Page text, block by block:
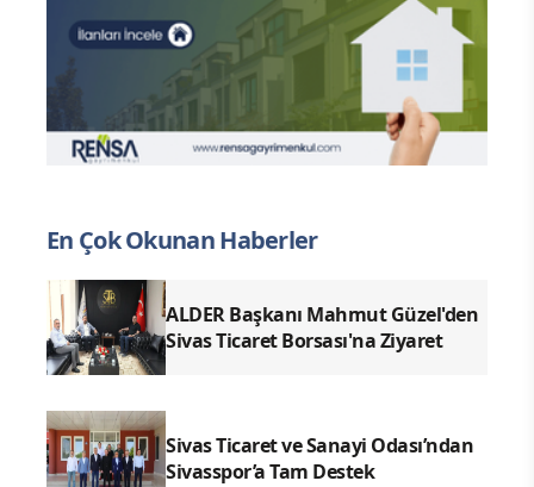
En Çok Okunan Haberler
ALDER Başkanı Mahmut Güzel'den
Sivas Ticaret Borsası'na Ziyaret
Sivas Ticaret ve Sanayi Odası’ndan
Sivasspor’a Tam Destek